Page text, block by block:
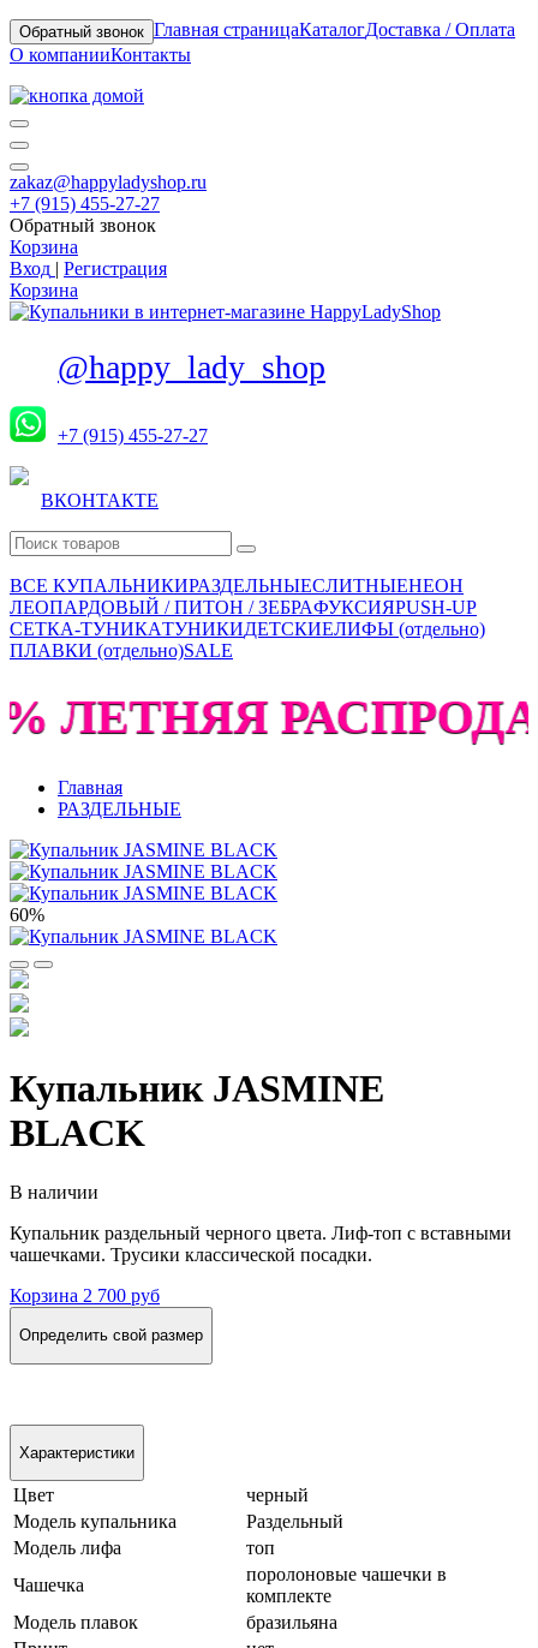
Обратный звонок Главная страницаКаталогДоставка / Оплата
О компанииКонтакты
zakaz@happyladyshop.ru
+7 (915) 455-27-27
Обратный звонок
Корзина
Вход | Регистрация
Корзина
@happy_lady_shop
+7 (915) 455-27-27
ВКОНТАКТЕ
ВСЕ КУПАЛЬНИКИРАЗДЕЛЬНЫЕСЛИТНЫЕНЕОН
ЛЕОПАРДОВЫЙ / ПИТОН / ЗЕБРАФУКСИЯPUSH-UP
СЕТКА-ТУНИКАТУНИКИДЕТСКИЕЛИФЫ (отдельно)
ПЛАВКИ (отдельно)SALE
ЛЕТНЯЯ
Главная
РАЗДЕЛЬНЫЕ
60%
Купальник JASMINE
BLACK
В наличии
Купальник раздельный черного цвета. Лиф-топ с вставными
чашечками. Трусики классической посадки.
Корзина 2 700 руб
Определить свой размер
Характеристики
Цвет
черный
Модель купальника
Раздельный
Модель лифа
топ
Чашечка
поролоновые чашечки в
комплекте
Модель плавок
бразильяна